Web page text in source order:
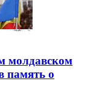
молдавском
память о